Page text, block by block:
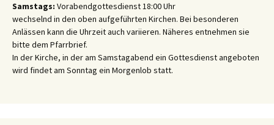
Samstags: Vorabendgottesdienst 18:00 Uhr
wechselnd in den oben aufgeführten Kirchen. Bei besonderen
Anlässen kann die Uhrzeit auch variieren. Näheres entnehmen sie
bitte dem Pfarrbrief.
In der Kirche, in der am Samstagabend ein Gottesdienst angeboten
wird findet am Sonntag ein Morgenlob statt.